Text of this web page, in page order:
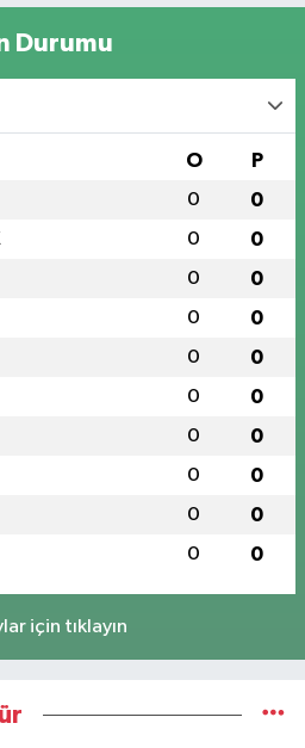
Durumu
O P
0 0
0 0
0 0
0 0
0 0
0 0
0 0
0 0
0 0
0 0
için tıklayın